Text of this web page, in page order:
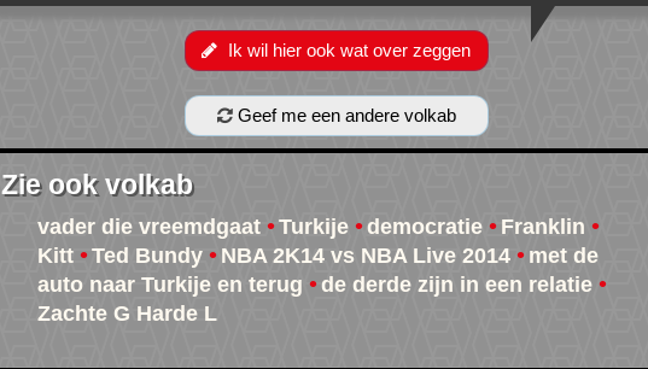
Ik wil hier ook wat over zeggen
Geef me een andere volkab
Zie ook volkab
vader die vreemdgaat Turkije democratie
Franklin
Kitt
Ted Bundy NBA 2K14 vs NBA Live 2014
met de
auto naar Turkije en terug
de derde zijn in een relatie
Zachte G Harde L